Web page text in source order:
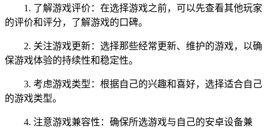
1. 了解游戏评价：在选择游戏之前，可以先查看其他玩家
的评价和评分，了解游戏的口碑。
2. 关注游戏更新：选择那些经常更新、维护的游戏，以确
保游戏体验的持续性和稳定性。
3. 考虑游戏类型：根据自己的兴趣和喜好，选择适合自己
的游戏类型。
4. 注意游戏兼容性：确保所选游戏与自己的安卓设备兼